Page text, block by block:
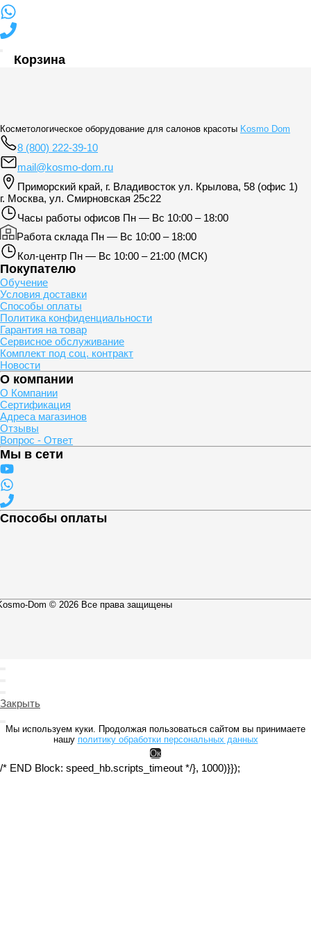
Корзина
Косметологическое оборудование для салонов красоты Kosmo Dom
8 (800) 222-39-10
mail@kosmo-dom.ru
Приморский край, г. Владивосток ул. Крылова, 58 (офис 1)
г. Москва, ул. Смирновская 25с22
Часы работы офисов Пн — Вс 10:00 – 18:00
Работа склада Пн — Вс 10:00 – 18:00
Кол-центр Пн — Вс 10:00 – 21:00 (МСК)
Покупателю
Обучение
Условия доставки
Способы оплаты
Политика конфиденциальности
Гарантия на товар
Сервисное обслуживание
Комплект под соц. контракт
Новости
О компании
О Компании
Сертификация
Адреса магазинов
Отзывы
Вопрос - Ответ
Мы в сети
Способы оплаты
Dom © 2026 Все права защищены
Закрыть
Мы используем куки. Продолжая пользоваться сайтом вы принимаете
нашу политику обработки персональных данных
Ок
/* END Block: speed_hb.scripts_timeout */}, 1000)}});